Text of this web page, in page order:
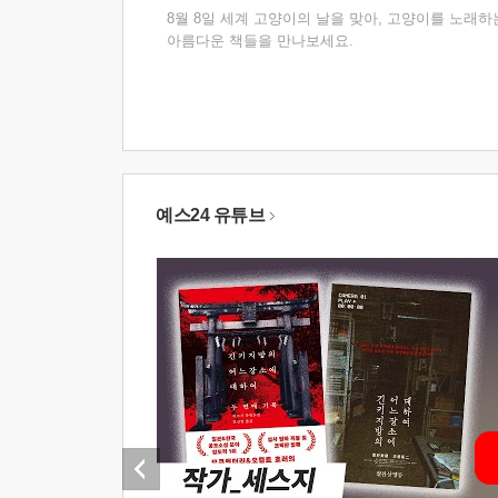
8월 8일 세계 고양이의 날을 맞아, 고양이를 노래하
아름다운 책들을 만나보세요.
예스24 유튜브